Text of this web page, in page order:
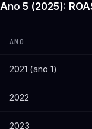
Ano 5 (2025):
ANO
2021 (ano 1)
2022
2023